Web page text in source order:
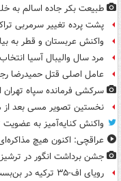
طبیعت بکر جاده اسالم به
پشت پرده تغییر سرمربی
واکنش عربستان و قطر به
مرد سال والیبال آسیا
عامل اصلی قتل حمیدرضا
سرکشی فرمانده سپاه تهران
نخستین تصویر مسی بعد از
واکنش کنایه‌آمیز به
عراقچی: اکنون هیچ مذاکره‌ای
جشن برداشت انگور در ترشیز
رویای اف-۳۵ ترکیه در بن‌بست